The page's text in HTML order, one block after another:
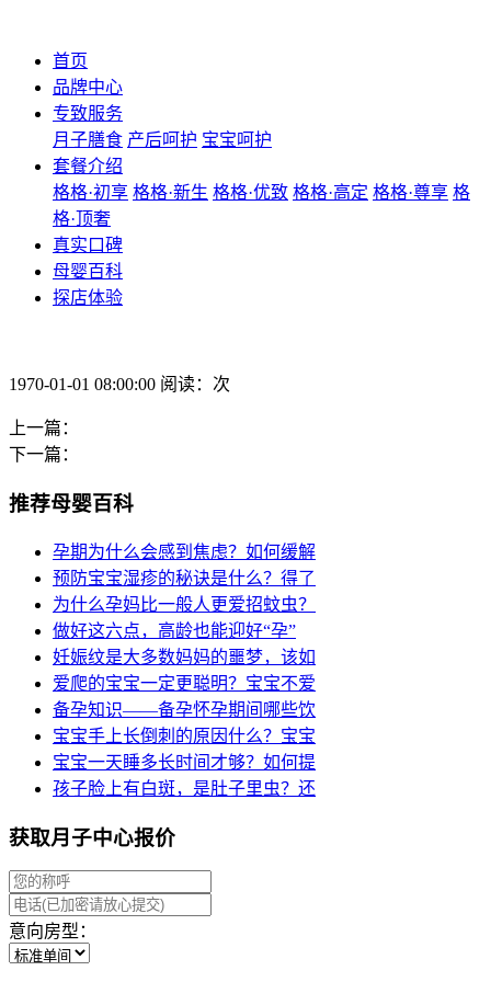
首页
品牌中心
专致服务
月子膳食 产后呵护 宝宝呵护
套餐介绍
格格·初享 格格·新生 格格·优致 格格·高定 格格·尊享 格
格·顶奢
真实口碑
母婴百科
探店体验
1970-01-01 08:00:00 阅读：次
上一篇：
下一篇：
推荐母婴百科
孕期为什么会感到焦虑？如何缓解
预防宝宝湿疹的秘诀是什么？得了
为什么孕妈比一般人更爱招蚊虫？
做好这六点，高龄也能迎好“孕”
妊娠纹是大多数妈妈的噩梦，该如
爱爬的宝宝一定更聪明？宝宝不爱
备孕知识——备孕怀孕期间哪些饮
宝宝手上长倒刺的原因什么？宝宝
宝宝一天睡多长时间才够？如何提
孩子脸上有白斑，是肚子里虫？还
获取月子中心报价
意向房型：